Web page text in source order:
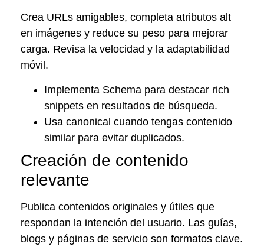
Crea URLs amigables, completa atributos alt
en imágenes y reduce su peso para mejorar
carga. Revisa la velocidad y la adaptabilidad
móvil.
Implementa Schema para destacar rich
snippets en resultados de búsqueda.
Usa canonical cuando tengas contenido
similar para evitar duplicados.
Creación de contenido
relevante
Publica contenidos originales y útiles que
respondan la intención del usuario. Las guías,
blogs y páginas de servicio son formatos clave.